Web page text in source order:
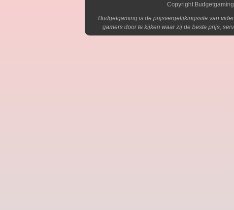
Copyright Budgetgaming
Budgetgaming is de prijsvergelijkingssite van
gamers door te kijken waar zij de beste prijs,